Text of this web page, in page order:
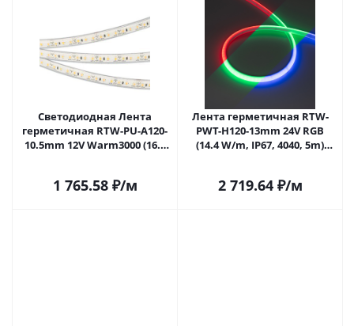
Светодиодная Лента
герметичная RTW-PU-A120-
10.5mm 12V Warm3000 (16.8
1 765.58₽/м
Лента герметичная RTW-
PWT-H120-13mm 24V RGB
(14.4 W/m, IP67, 4040, 5m)
2 719.64₽/м